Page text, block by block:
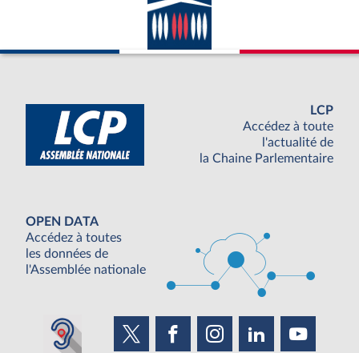
LCP
Accédez à toute
l'actualité de
la Chaine Parlementaire
OPEN DATA
Accédez à toutes
les données de
l'Assemblée nationale